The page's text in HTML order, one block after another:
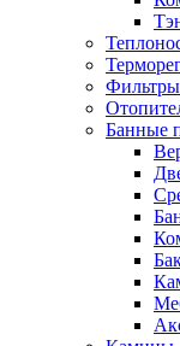
Фильтры
Банные